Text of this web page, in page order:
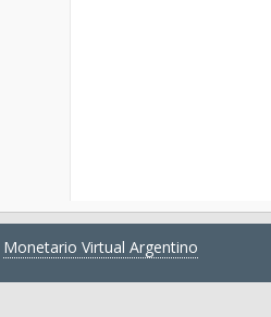
Monetario Virtual Argentino